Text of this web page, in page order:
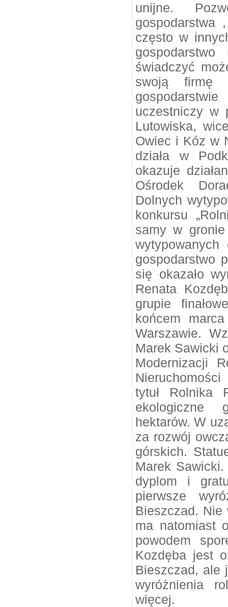
unijne.
gospodarstwa
często w
świadczyć
swoją firmę
uczestniczy w
Lutowiska,
Owiec i Kóz w
działa w
okazuje
Ośrodek
Dolnych
konkursu
samy w
gospodarstwo
się okazało
Renata
grupie
końcem
Warszawie.
Marek Sawicki
Modernizacji
tytuł Rolnika
ekologiczne
hektarów. W
za rozwój
górskich.
Marek
dyplom i
pierwsze
Bieszczad.
ma natomiast
powodem
Kozdęba jest
Bieszczad, ale
wyróżnienia
więcej.